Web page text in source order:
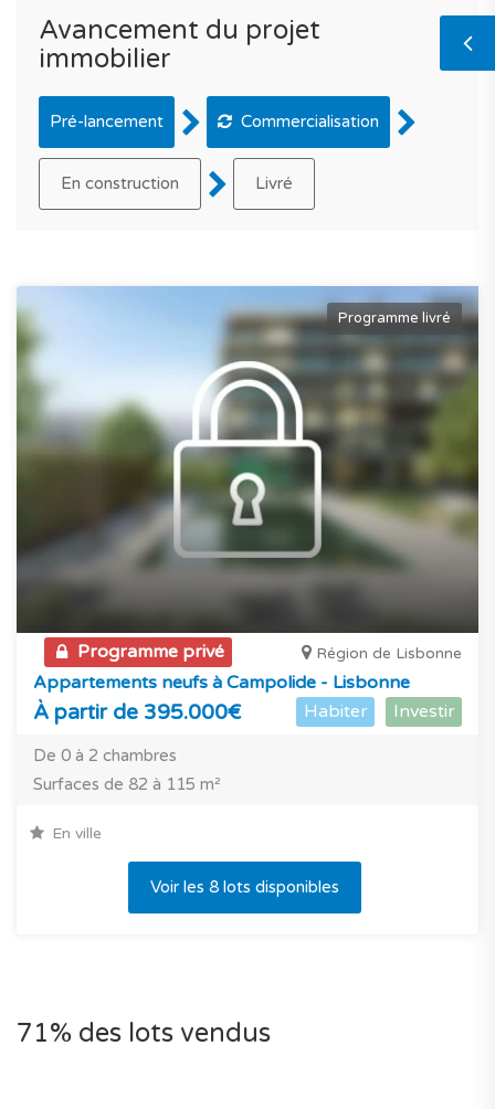
Avancement du projet
immobilier
Pré-lancement Commercialisation
En construction Livré
Programme livré
Programme privé Région de Lisbonne
Appartements neufs à Campolide - Lisbonne
À partir de 395.000€ Habiter Investir
De 0 à 2 chambres
Surfaces de 82 à 115 m²
En ville
Voir les 8 lots disponibles
71% des lots vendus